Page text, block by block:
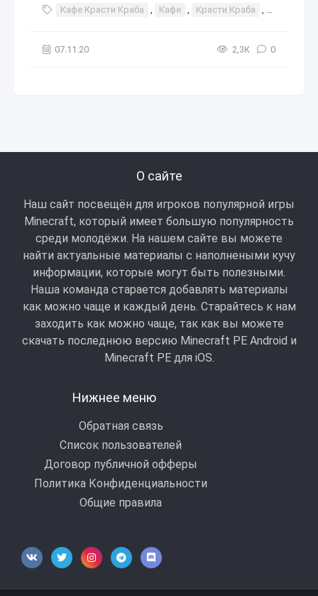
Кафе Красти Краба , Кафе , Красти Краба , Красти
07.11.20 2,3К 0
О сайте
Наш сайт посвещён для игроков популярной игры
Minecraft, который имеет большую популярность
среди молодёжи. На нашем сайте вы можете
найти актуальные материалы с наполнеными кучу
информации, которые могут быть полезными.
Наша команда старается добавлять материалы
как можно чаще и каждый день. Старайтесь к нам
заходить как можно чаще, так как вы можете
скачать последнюю версию Minecraft PE Android и
Minecraft РЕ для iOS.
Нижнее меню
Обратная связь
Список пользователей
Договор публичной офферы
Политика Конфиденциальности
Общие правила